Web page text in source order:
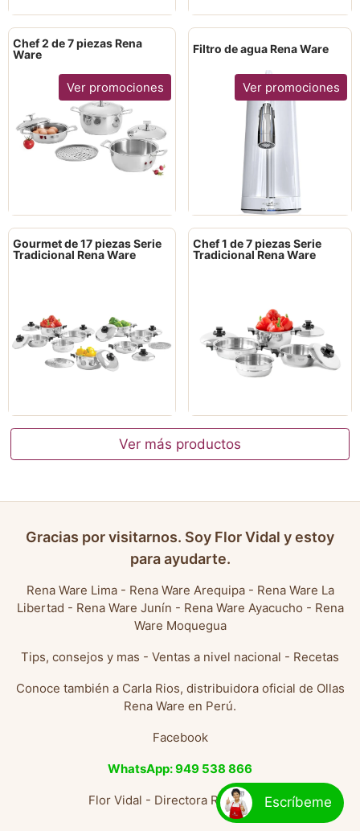
Chef 2 de 7 piezas Rena
Ware
Ver promociones
Filtro de agua Rena Ware
Ver promociones
Gourmet de 17 piezas Serie
Tradicional Rena Ware
Chef 1 de 7 piezas Serie
Tradicional Rena Ware
Ver más productos
Gracias por visitarnos. Soy Flor Vidal y estoy
para ayudarte.
Rena Ware Lima- Rena Ware Arequipa- Rena Ware La
Libertad - Rena Ware Junín - Rena Ware Ayacucho - Rena
Ware Moquegua
Tips, consejos y mas - Ventas a nivel nacional - Recetas
Conoce también a Carla Rios, distribuidora oficial de Ollas
Rena Ware en Perú.
Facebook
WhatsApp: 949 538 866
Flor Vidal - Directora Rena WareEscríbeme